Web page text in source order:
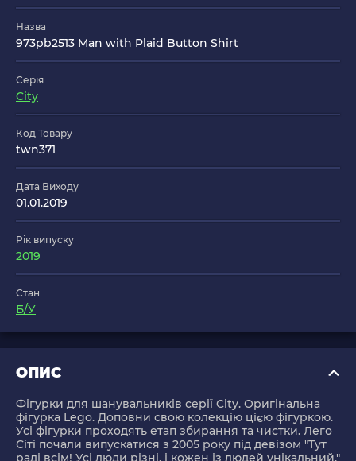
Назва
973pb2513 Man with Plaid Button Shirt
Серія
City
Код Товару
twn371
Дата Виходу
01.01.2019
Рік випуску
2019
Стан
Б/У
ОПИС
Фігурки для шанувальників серії City. Оригінальна
фігурка Lego. Доповни свою колекцію цією фігуркою.
Усі фігурки проходять етап збирання та чистки. Лего
Сіті почали випускатися з 2005 року під девізом "Тут
раді всім! Усі люди різні, і кожен із людей унікальний."